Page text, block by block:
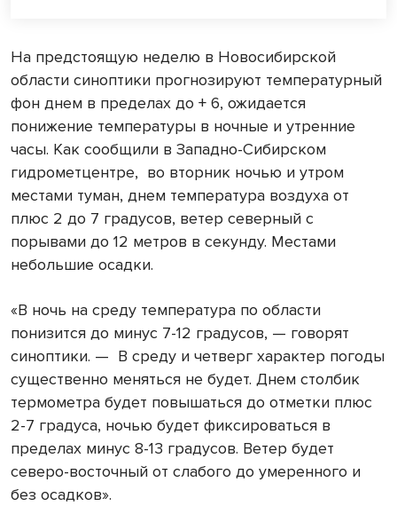
На предстоящую неделю в Новосибирской
области синоптики прогнозируют температурный
фон днем в пределах до + 6, ожидается
понижение температуры в ночные и утренние
часы. Как сообщили в Западно-Сибирском
гидрометцентре, во вторник ночью и утром
местами туман, днем температура воздуха от
плюс 2 до 7 градусов, ветер северный с
порывами до 12 метров в секунду. Местами
небольшие осадки.
«В ночь на среду температура по области
понизится до минус 7-12 градусов, — говорят
синоптики. — В среду и четверг характер погоды
существенно меняться не будет. Днем столбик
термометра будет повышаться до отметки плюс
2-7 градуса, ночью будет фиксироваться в
пределах минус 8-13 градусов. Ветер будет
северо-восточный от слабого до умеренного и
без осадков».